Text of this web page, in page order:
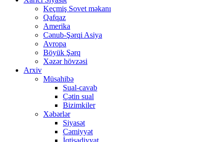
Keçmiş Sovet məkanı
Qafqaz
Amerika
Cənub-Şərqi Asiya
Avropa
Böyük Şərq
Xəzər hövzəsi
Arxiv
Müsahibə
Sual-cavab
Çətin sual
Bizimkiler
Xəbərlər
Siyasət
Cəmiyyət
İqtisadiyyat